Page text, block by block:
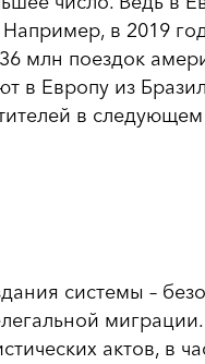
в 2019
млн поездок
в Европу из
в следующем
системы –
миграции.
актов, в